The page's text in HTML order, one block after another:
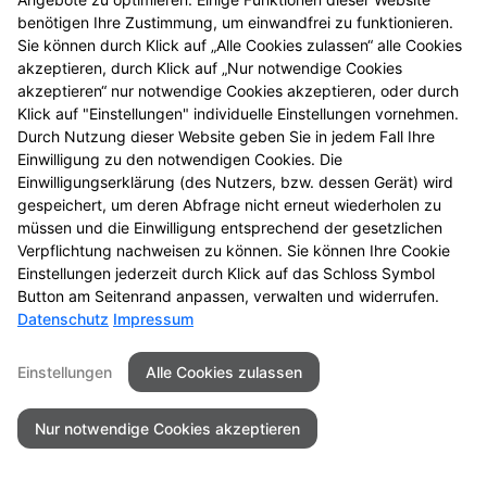
einmal vorbei.
Zu LINDA. Hilft.
Seitenübersicht Kontakt
Impressum
Datenschutz
Barrierefreiheit
© 2026 Pegasus Apotheke
benötigen Ihre Zustimmung, um einwandfrei zu funktionieren.
Sie können durch Klick auf „Alle Cookies zulassen“ alle Cookies
akzeptieren, durch Klick auf „Nur notwendige Cookies
akzeptieren“ nur notwendige Cookies akzeptieren, oder durch
Klick auf "Einstellungen" individuelle Einstellungen vornehmen.
Durch Nutzung dieser Website geben Sie in jedem Fall Ihre
Einwilligung zu den notwendigen Cookies. Die
Einwilligungserklärung (des Nutzers, bzw. dessen Gerät) wird
gespeichert, um deren Abfrage nicht erneut wiederholen zu
müssen und die Einwilligung entsprechend der gesetzlichen
Verpflichtung nachweisen zu können. Sie können Ihre Cookie
Einstellungen jederzeit durch Klick auf das Schloss Symbol
Button am Seitenrand anpassen, verwalten und widerrufen.
Datenschutz Impressum
Einstellungen Alle Cookies zulassen
Nur notwendige Cookies akzeptieren